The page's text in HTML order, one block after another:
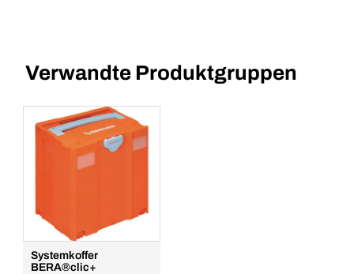
Verwandte Produktgruppen
Systemkoffer
BERA®clic+